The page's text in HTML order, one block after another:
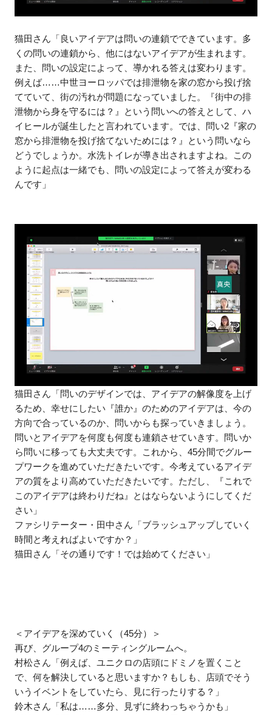
猫田さん「良いアイデアは問いの連鎖でできています。多
くの問いの連鎖から、他にはないアイデアが生まれます。
また、問いの設定によって、導かれる答えは変わります。
例えば……中世ヨーロッパでは排泄物を家の窓から投げ捨
てていて、街の汚れが問題になっていました。『街中の排
泄物から身を守るには？』という問いへの答えとして、ハ
イヒールが誕生したと言われています。では、問い2『家の
窓から排泄物を投げ捨てないためには？』という問いなら
どうでしょうか。水洗トイレが導き出されますよね。この
ように起点は一緒でも、問いの設定によって答えが変わる
んです」
猫田さん「問いのデザインでは、アイデアの解像度を上げ
るため、幸せにしたい『誰か』のためのアイデアは、今の
方向で合っているのか、問いからも探っていきましょう。
問いとアイデアを何度も何度も連鎖させていきす。問いか
ら問いに移っても大丈夫です。これから、45分間でグルー
プワークを進めていただきたいです。今考えているアイデ
アの質をより高めていただきたいです。ただし、『これで
このアイデアは終わりだね』とはならないようにしてくだ
さい」
ファシリテーター・田中さん「ブラッシュアップしていく
時間と考えればよいですか？」
猫田さん「その通りです！では始めてください」
＜アイデアを深めていく（45分）＞
再び、グループ4のミーティングルームへ。
村松さん「例えば、ユニクロの店頭にドミノを置くこと
で、何を解決していると思いますか？もしも、店頭でそう
いうイベントをしていたら、見に行ったりする？」
鈴木さん「私は……多分、見ずに終わっちゃうかも」